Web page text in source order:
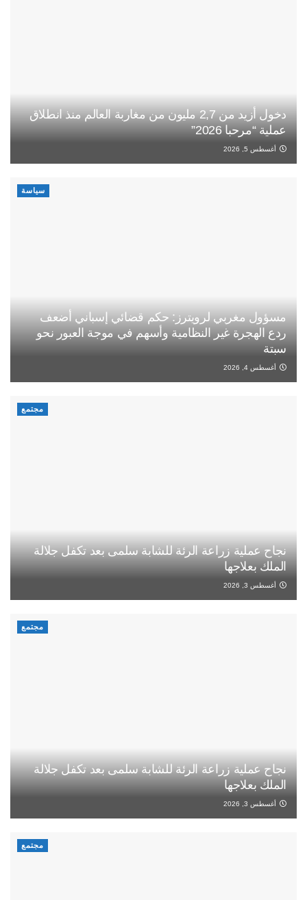
دخول أزيد من 2,7 مليون من مغاربة العالم منذ انطلاق
عملية “مرحبا 2026”
أغسطس 5, 2026
سياسة
مسؤول مغربي لرويترز: حكم قضائي إسباني أضعف
ردع الهجرة غير النظامية وأسهم في موجة العبور نحو
سبتة
أغسطس 4, 2026
مجتمع
نجاح عملية زراعة الرئة للشابة سلمى بعد تكفل جلالة
الملك بعلاجها
أغسطس 3, 2026
مجتمع
نجاح عملية زراعة الرئة للشابة سلمى بعد تكفل جلالة
الملك بعلاجها
أغسطس 3, 2026
مجتمع